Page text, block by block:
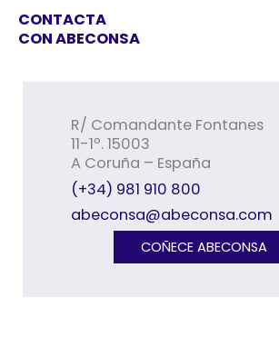
CONTACTA
CON ABECONSA
R/ Comandante Fontanes
11-1º. 15003
A Coruña – España
(+34) 981 910 800
abeconsa@abeconsa.com
COÑECE ABECONSA